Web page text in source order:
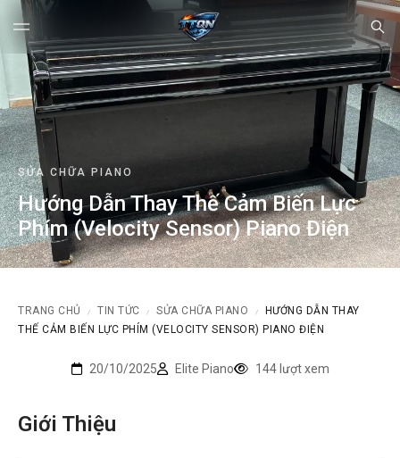
SỬA CHỮA PIANO
Hướng Dẫn Thay Thế Cảm Biến Lực
Phím (Velocity Sensor) Piano Điện
TRANG CHỦ / TIN TỨC / SỬA CHỮA PIANO /
HƯỚNG DẪN THAY
THẾ CẢM BIẾN LỰC PHÍM (VELOCITY SENSOR) PIANO ĐIỆN
20/10/2025 Elite Piano 144 lượt xem
Giới Thiệu